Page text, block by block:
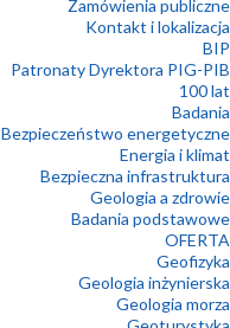
Zamówienia publiczne
Kontakt i lokalizacja
BIP
Patronaty Dyrektora PIG-PIB
100 lat
Badania
Bezpieczeństwo energetyczne
Energia i klimat
Bezpieczna infrastruktura
Geologia a zdrowie
Badania podstawowe
OFERTA
Geofizyka
Geologia inżynierska
Geologia morza